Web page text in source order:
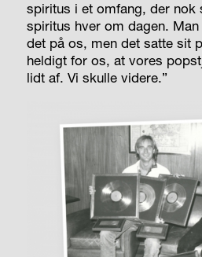
spiritus i et omfang, der nok
spiritus hver om dagen.
det på os, men det satte sit
heldigt for os, at vores
lidt af. Vi skulle videre.”